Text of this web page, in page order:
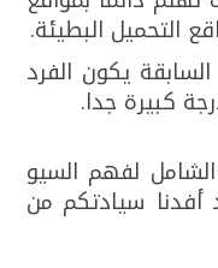
التحميل البطيئة.
يكون الفرد
كبيرة جدا.
لفهم السيو
سيادتكم من